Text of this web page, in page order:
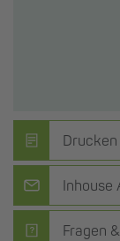
Drucken
Inhouse
Fragen